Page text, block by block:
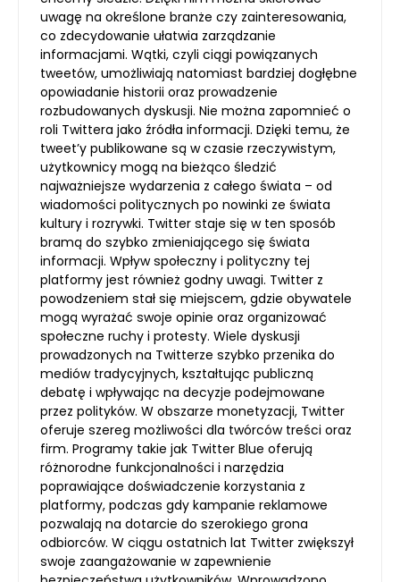
uwagę na określone branże czy zainteresowania,
co zdecydowanie ułatwia zarządzanie
informacjami. Wątki, czyli ciągi powiązanych
tweetów, umożliwiają natomiast bardziej dogłębne
opowiadanie historii oraz prowadzenie
rozbudowanych dyskusji. Nie można zapomnieć o
roli Twittera jako źródła informacji. Dzięki temu, że
tweet’y publikowane są w czasie rzeczywistym,
użytkownicy mogą na bieżąco śledzić
najważniejsze wydarzenia z całego świata – od
wiadomości politycznych po nowinki ze świata
kultury i rozrywki. Twitter staje się w ten sposób
bramą do szybko zmieniającego się świata
informacji. Wpływ społeczny i polityczny tej
platformy jest również godny uwagi. Twitter z
powodzeniem stał się miejscem, gdzie obywatele
mogą wyrażać swoje opinie oraz organizować
społeczne ruchy i protesty. Wiele dyskusji
prowadzonych na Twitterze szybko przenika do
mediów tradycyjnych, kształtując publiczną
debatę i wpływając na decyzje podejmowane
przez polityków. W obszarze monetyzacji, Twitter
oferuje szereg możliwości dla twórców treści oraz
firm. Programy takie jak Twitter Blue oferują
różnorodne funkcjonalności i narzędzia
poprawiające doświadczenie korzystania z
platformy, podczas gdy kampanie reklamowe
pozwalają na dotarcie do szerokiego grona
odbiorców. W ciągu ostatnich lat Twitter zwiększył
swoje zaangażowanie w zapewnienie